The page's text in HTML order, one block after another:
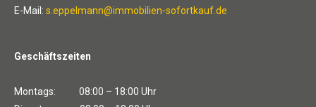
E-Mail: s.eppelmann@immobilien-sofortkauf.de
Geschäftszeiten
Montags: 08:00 – 18:00 Uhr